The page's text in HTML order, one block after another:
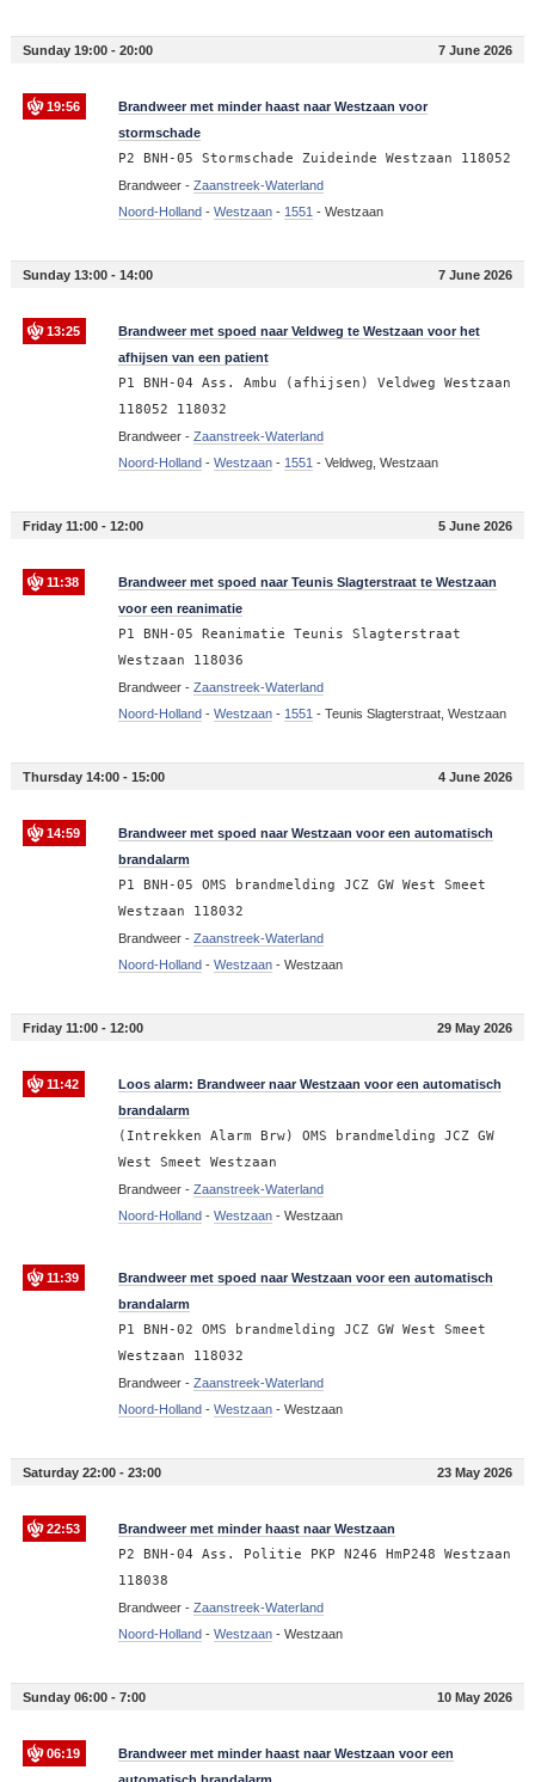
Sunday 19:00 - 20:00 7 June 2026
19:56
Brandweer met minder haast naar Westzaan voor
stormschade
P2 BNH-05 Stormschade Zuideinde Westzaan 118052
Brandweer - Zaanstreek-Waterland
Noord-Holland- Westzaan- 1551 - Westzaan
Sunday 13:00 - 14:00 7 June 2026
13:25
Brandweer met spoed naar Veldweg te Westzaan voor het
afhijsen van een patient
P1 BNH-04 Ass. Ambu (afhijsen) Veldweg Westzaan
118052 118032
Brandweer - Zaanstreek-Waterland
Noord-Holland- Westzaan- 1551 - Veldweg, Westzaan
Friday 11:00 - 12:00 5 June 2026
11:38
Brandweer met spoed naar Teunis Slagterstraat te Westzaan
voor een reanimatie
P1 BNH-05 Reanimatie Teunis Slagterstraat
Westzaan 118036
Brandweer - Zaanstreek-Waterland
Noord-Holland- Westzaan- 1551 - Teunis Slagterstraat, Westzaan
Thursday 14:00 - 15:00 4 June 2026
14:59
Brandweer met spoed naar Westzaan voor een automatisch
brandalarm
P1 BNH-05 OMS brandmelding JCZ GW West Smeet
Westzaan 118032
Brandweer - Zaanstreek-Waterland
Noord-Holland- Westzaan- Westzaan
Friday 11:00 - 12:00 29 May 2026
11:42
Loos alarm: Brandweer naar Westzaan voor een automatisch
brandalarm
(Intrekken Alarm Brw) OMS brandmelding JCZ GW
West Smeet Westzaan
Brandweer - Zaanstreek-Waterland
Noord-Holland- Westzaan- Westzaan
11:39
Brandweer met spoed naar Westzaan voor een automatisch
brandalarm
P1 BNH-02 OMS brandmelding JCZ GW West Smeet
Westzaan 118032
Brandweer - Zaanstreek-Waterland
Noord-Holland- Westzaan- Westzaan
Saturday 22:00 - 23:00 23 May 2026
22:53 Brandweer met minder haast naar Westzaan
P2 BNH-04 Ass. Politie PKP N246 HmP248 Westzaan
118038
Brandweer - Zaanstreek-Waterland
Noord-Holland- Westzaan- Westzaan
Sunday 06:00 - 7:00 10 May 2026
06:19
Brandweer met minder haast naar Westzaan voor een